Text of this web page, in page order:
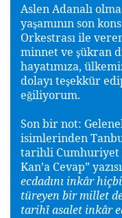
Aslen Adanalı
yaşamının son
Orkestrası ile
minnet ve şükran
hayatımıza,
dolayı teşekkür
eğiliyorum.
Son bir not:
isimlerinden
tarihli Cumhuriyet
Kan’a Cevap”
ecdadını inkâr
türeyen bir millet
tarihî asalet inkâr